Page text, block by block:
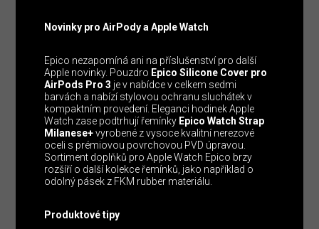
Novinky pro AirPody a Apple Watch
Epico nezapomíná ani na příslušenství pro další
Apple novinky. Pouzdro Epico Silicone Cover pro
AirPods Pro 3 je v nabídce v celkem sedmi
barvách a nabízí stylovou ochranu sluchátek v
kompaktním provedení. Eleganci hodinek Apple
Watch zase podtrhují řemínky Epico Watch Strap
Milanese+vyrobené z vysoce kvalitní nerezové
oceli s prémiovou povrchovou PVD úpravou.
Sortiment doplňků pro Apple Watch Epico brzy
rozšíří o další kolekce řemínků, jako například o
odolný pásek z FKM rubber materiálu.
Produktové tipy